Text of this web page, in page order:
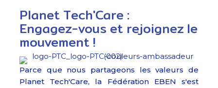
Planet Tech'Care :
Engagez-vous et rejoignez le
mouvement !
Parce que nous partageons les valeurs de
Planet Tech'Care, la Fédération EBEN s'est